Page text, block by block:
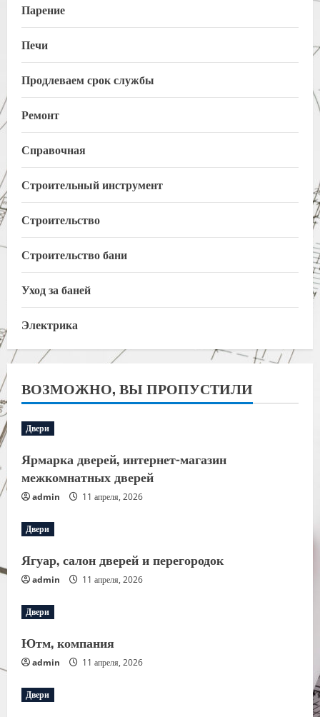
Парение
Печи
Продлеваем срок службы
Ремонт
Справочная
Строительный инструмент
Строительство
Строительство бани
Уход за баней
Электрика
ВОЗМОЖНО, ВЫ ПРОПУСТИЛИ
Двери
Ярмарка дверей, интернет-магазин
межкомнатных дверей
admin 11 апреля, 2026
Двери
Ягуар, салон дверей и перегородок
admin 11 апреля, 2026
Двери
Ютм, компания
admin 11 апреля, 2026
Двери